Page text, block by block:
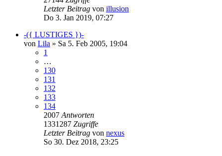
Letzter Beitrag von illusion
Do 3. Jan 2019, 07:27
-({ LUSTIGES })-
von Lila » Sa 5. Feb 2005, 19:04
1
…
130
131
132
133
134
2007 Antworten
1331287 Zugriffe
Letzter Beitrag von nexus
So 30. Dez 2018, 23:25